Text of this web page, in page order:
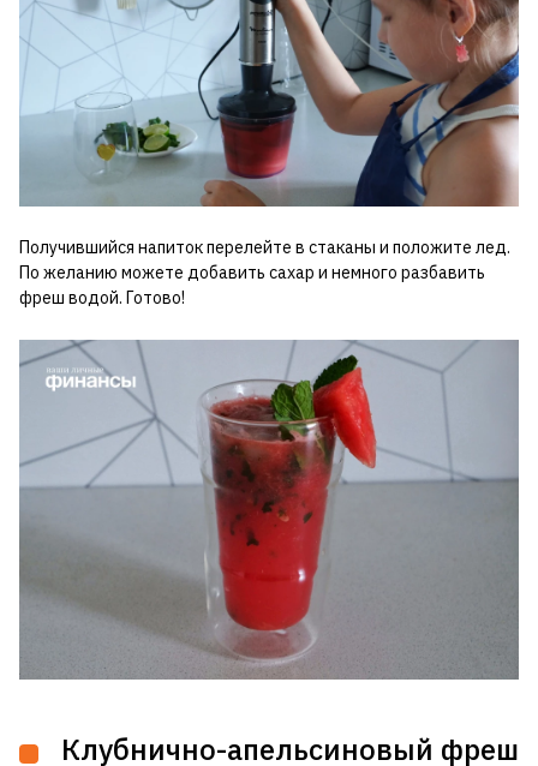
Получившийся напиток перелейте в стаканы и положите лед.
По желанию можете добавить сахар и немного разбавить
фреш водой. Готово!
Клубнично-апельсиновый фреш